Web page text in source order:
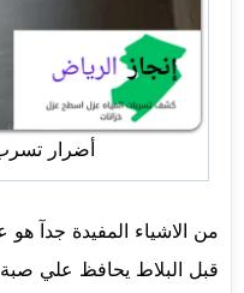
أضرار
من الاشياء المفيدة جدآ
قبل البلاط يحافظ علي